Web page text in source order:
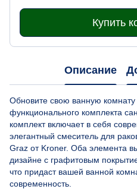
Купить
Описание
Обновите свою ванную
функционального комплекта
комплект включает в себя
элегантный смеситель для
Graz от Kroner. Оба элемента
дизайне с графитовым
что придаст вашей ванной
современность.